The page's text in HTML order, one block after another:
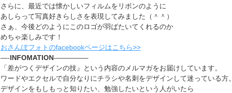
さらに、最近では懐かしいフィルムをリボンのように
あしらって写真好きらしさを表現してみました（＾＾）
さぁ、今後どのようにこのロゴが羽ばたいてくれるのか
めちゃ楽しみです！
おさんぽフォトのfacebookページはこちら>>
—-INFOMATION—————
「差がつくデザインの技』という内容のメルマガをお届けしています。
ワードやエクセルで自分なりにチラシや名刺をデザインして迷っている方。
デザインをもしもっと知りたい、勉強したいという人がいたら